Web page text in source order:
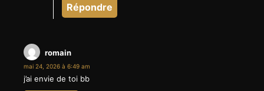
Répondre
romain
mai 24, 2026 à 6:49 am
j’ai envie de toi bb